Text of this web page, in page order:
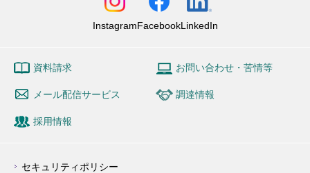
InstagramFacebookLinkedIn
資料請求 お問い合わせ・苦情等
メール配信サービス 調達情報
採用情報
セキュリティポリシー